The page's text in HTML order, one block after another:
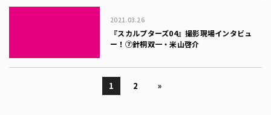
2021.03.26
『スカルプターズ04』撮影現場インタビュ
ー！⑦針桐双一・米山啓介
1 2 »